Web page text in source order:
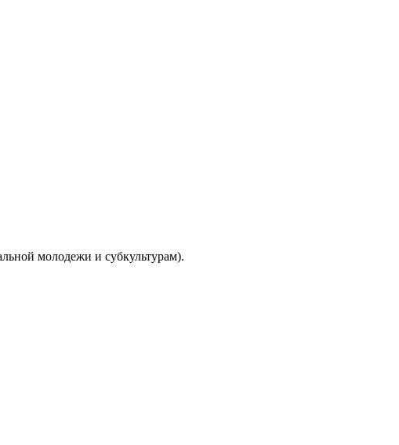
молодежи и субкультурам).